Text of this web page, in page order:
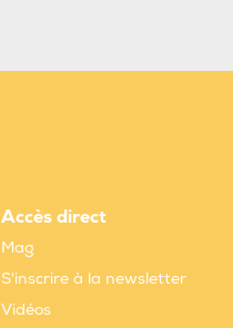
Accès direct
Mag
S'inscrire à la newsletter
Vidéos